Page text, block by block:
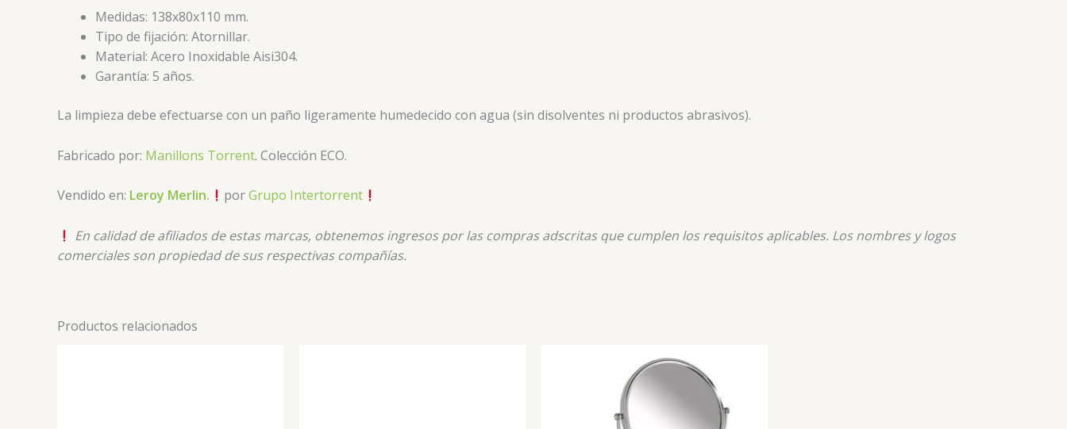
Medidas: 138x80x110 mm.
Tipo de fijación: Atornillar.
Material: Acero Inoxidable Aisi304.
Garantía: 5 años.
La limpieza debe efectuarse con un paño ligeramente humedecido con agua (sin disolventes ni productos abrasivos).
Fabricado por: Manillons Torrent. Colección ECO.
Vendido en: Leroy Merlin. porGrupo Intertorrent
En calidad de afiliados de estas marcas, obtenemos ingresos por las compras adscritas que cumplen los requisitos aplicables. Los nombres y logos
comerciales son propiedad de sus respectivas compañías.
Productos relacionados